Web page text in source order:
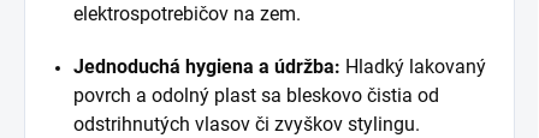
elektrospotrebičov na zem.
Jednoduchá hygiena a údržba: Hladký lakovaný
povrch a odolný plast sa bleskovo čistia od
odstrihnutých vlasov či zvyškov stylingu.